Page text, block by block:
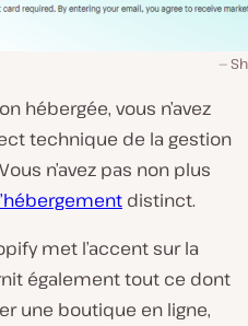
hébergée, vous n’avez
technique de la gestion
n’avez pas non plus
distinct.
met l’accent sur la
également tout ce dont
une boutique en ligne,